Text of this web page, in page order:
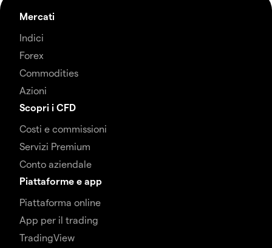
Mercati
Indici
Forex
Commodities
Azioni
Scopri i CFD
Costi e commissioni
Servizi Premium
Conto aziendale
Piattaforme e app
Piattaforma online
App per il trading
TradingView